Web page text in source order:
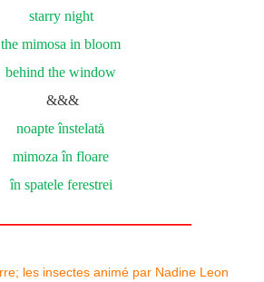
starry night
the mimosa in bloom
behind the window
&&&
noapte înstelată
mimoza în floare
în spatele ferestrei